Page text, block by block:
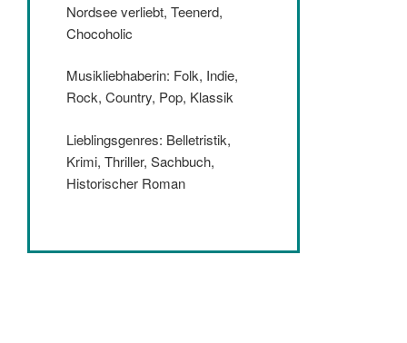
Nordsee verliebt, Teenerd,
Chocoholic
Musikliebhaberin: Folk, Indie,
Rock, Country, Pop, Klassik
Lieblingsgenres: Belletristik,
Krimi, Thriller, Sachbuch,
Historischer Roman